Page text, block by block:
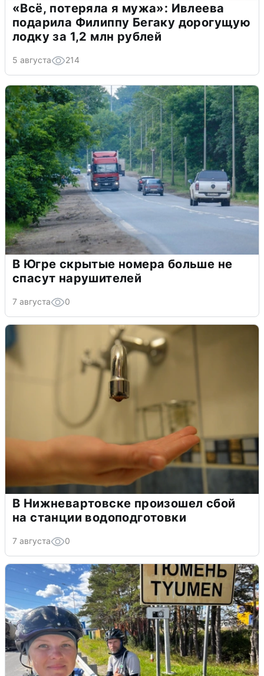
«Всё, потеряла я мужа»: Ивлеева
подарила Филиппу Бегаку дорогущую
лодку за 1,2 млн рублей
5 августа 214
В Югре скрытые номера больше не
спасут нарушителей
7 августа 0
В Нижневартовске произошел сбой
на станции водоподготовки
7 августа 0